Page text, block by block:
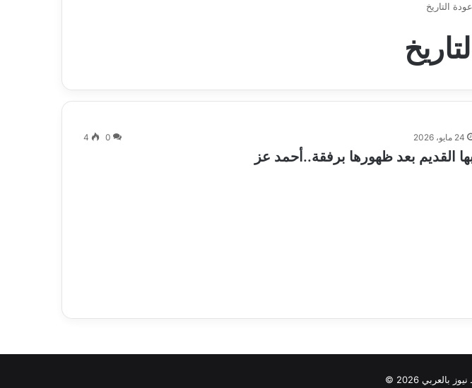
عودة التاريخ
24 مايو، 2026 0
4
القديم بعد ظهورها برفقة..أحمد عز
2026 ©